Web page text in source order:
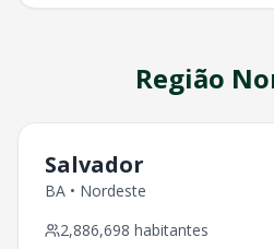
Região
Salvador
BA • Nordeste
2,886,698 habitantes